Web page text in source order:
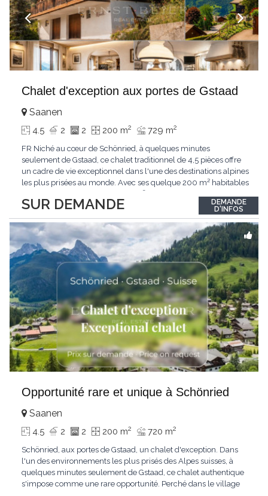
Chalet d'exception aux portes de Gstaad
SUR DEMANDE
Saanen
4.5 2 2 200 m2 729 m2
FR Niché au cœur de Schönried, à quelques minutes
seulement de Gstaad, ce chalet traditionnel de 4,5 pièces offre
un cadre de vie exceptionnel dans l'une des destinations alpines
les plus prisées au monde. Avec ses quelque 200 m² habitables
situation dominante offrant une vue dégagée sur le village de
Gstaad et les sommets...
DEMANDE
D'INFOS
Opportunité rare et unique à Schönried
Saanen
4.5 2 2 200 m2 720 m2
Schönried, aux portes de Gstaad, un chalet d'exception. Dans
l'un des environnements les plus prisés des Alpes suisses, à
quelques minutes seulement de Gstaad, ce chalet authentique
s'impose comme une rare opportunité. Perché dans le village